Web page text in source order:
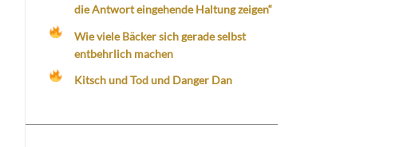
die Antwort eingehende Haltung zeigen“
Wie viele Bäcker sich gerade selbst
entbehrlich machen
Kitsch und Tod und Danger Dan